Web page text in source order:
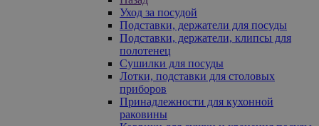
Уход за посудой
Подставки, держатели для посуды
Подставки, держатели, клипсы для
полотенец
Сушилки для посуды
Лотки, подставки для столовых
приборов
Принадлежности для кухонной
раковины